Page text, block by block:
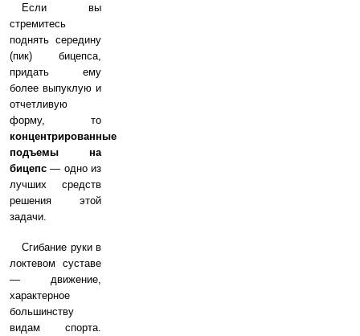
Если вы
стремитесь
поднять середину
(пик) бицепса,
придать ему
более выпуклую и
отчетливую
форму, то
концентрированные
подъемы на
бицепс — одно из
лучших средств
решения этой
задачи.
Сгибание руки в
локтевом суставе
— движение,
характерное
большинству
видам спорта.